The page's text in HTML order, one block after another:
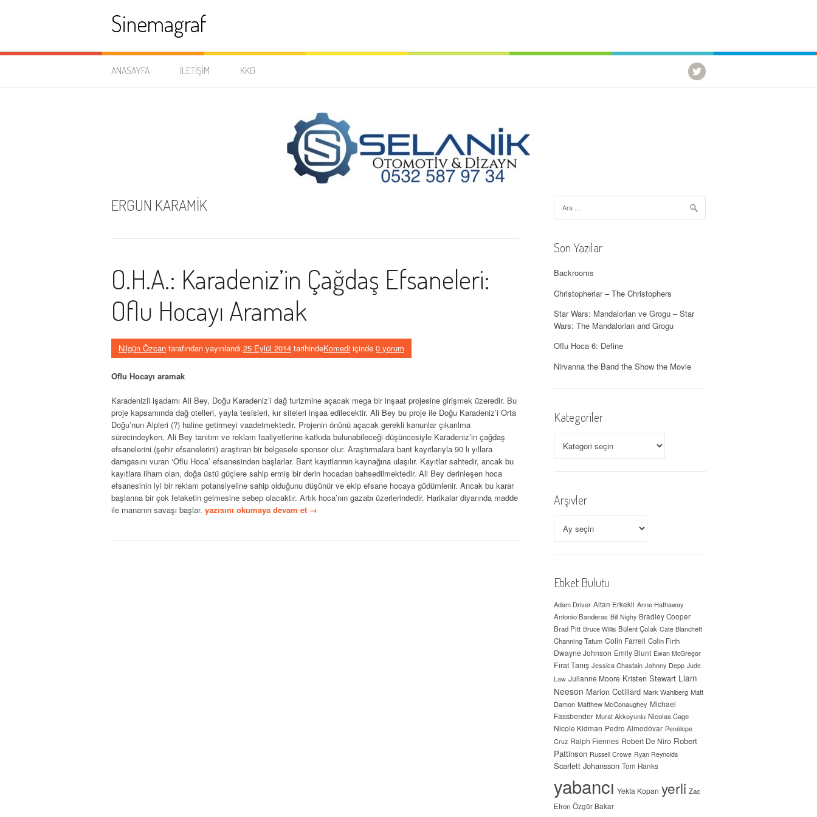
Sinemagraf
ANASAYFA İLETIŞIM KKG
ERGUN KARAMIK
O.H.A.: Karadeniz’in Çağdaş Efsaneleri:
Oflu Hocayı Aramak
Nilgün Özcan tarafından yayınlandı.25 Eylül 2014 tarihindeKomedi içinde 0 yorum
Oflu Hocayı aramak
Karadenizli işadamı Ali Bey, Doğu Karadeniz’i dağ turizmine açacak mega bir inşaat projesine girişmek üzeredir. Bu
proje kapsamında dağ otelleri, yayla tesisleri, kır siteleri inşaa edilecektir. Ali Bey bu proje ile Doğu Karadeniz’i Orta
Doğu’nun Alpleri (?) haline getirmeyi vaadetmektedir. Projenin önünü açacak gerekli kanunlar çıkarılma
sürecindeyken, Ali Bey tanıtım ve reklam faaliyetlerine katkıda bulunabileceği düşüncesiyle Karadeniz’in çağdaş
efsanelerini (şehir efsanelerini) araştıran bir belgesele sponsor olur. Araştırmalara bant kayıtlarıyla 90 lı yıllara
damgasını vuran ‘Oflu Hoca’ efsanesinden başlarlar. Bant kayıtlarının kaynağına ulaşılır. Kayıtlar sahtedir, ancak bu
kayıtlara ilham olan, doğa üstü güçlere sahip ermiş bir derin hocadan bahsedilmektedir. Ali Bey derinleşen hoca
efsanesinin iyi bir reklam potansiyeline sahip olduğunu düşünür ve ekip efsane hocaya güdümlenir. Ancak bu karar
başlarına bir çok felaketin gelmesine sebep olacaktır. Artık hoca’nın gazabı üzerlerindedir. Harikalar diyarında madde
ile mananın savaşı başlar. “
yazısını okumaya devam et →
Son Yazılar
Backrooms
Christopherlar – The Christophers
Star Wars: Mandalorian ve Grogu – Star
Wars: The Mandalorian and Grogu
Oflu Hoca 6: Define
Nirvanna the Band the Show the Movie
Kategoriler
Arşivler
Etiket Bulutu
Adam Driver Altan Erkekli Anne Hathaway
Antonio Banderas Bill Nighy Bradley Cooper
Brad Pitt Bruce Willis Bülent Çolak Cate Blanchett
Channing Tatum Colin Farrell Colin Firth
Dwayne Johnson Emily Blunt Ewan McGregor
Fırat Tanış Jessica Chastain Johnny Depp Jude
Law Julianne Moore Kristen Stewart Liam
Neeson Marion Cotillard Mark Wahlberg Matt
Damon Matthew McConaughey Michael
Fassbender Murat Akkoyunlu Nicolas Cage
Nicole Kidman Pedro Almodóvar Penélope
Cruz Ralph Fiennes Robert De Niro Robert
Pattinson Russell Crowe Ryan Reynolds
Scarlett Johansson Tom Hanks
yabancı Yekta Kopan yerli Zac
Efron Özgür Bakar